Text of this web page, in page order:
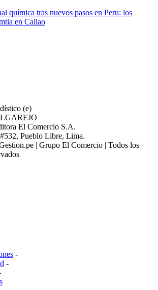
(e)
El Comercio S.A.
Pueblo Libre, Lima.
| Grupo El Comercio | Todos los
-
-